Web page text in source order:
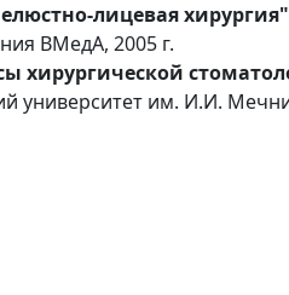
лицевая хирургия"
ВМедА, 2005 г.
хирургической
университет им. И.И.